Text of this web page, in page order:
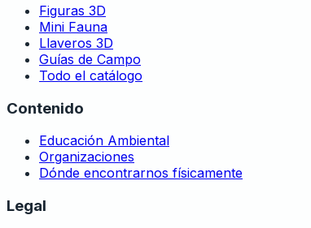
Figuras 3D
Mini Fauna
Llaveros 3D
Guías de Campo
Todo el catálogo
Contenido
Educación Ambiental
Organizaciones
Dónde encontrarnos físicamente
Legal